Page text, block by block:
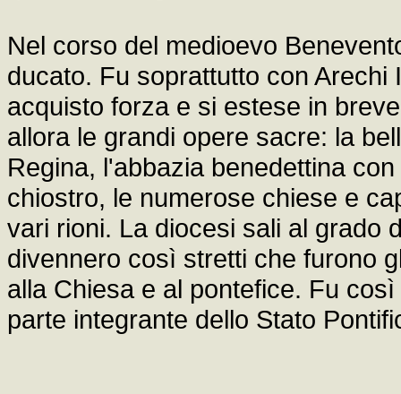
Nel corso del medioevo
ducato. Fu soprattutto con
acquisto forza e si estese in
allora le grandi opere sacre: la
Regina, l'abbazia benedettina
chiostro, le numerose chiese e
vari rioni. La diocesi sali al grado
divennero così stretti che furono
alla Chiesa e al pontefice. Fu
parte integrante dello Stato